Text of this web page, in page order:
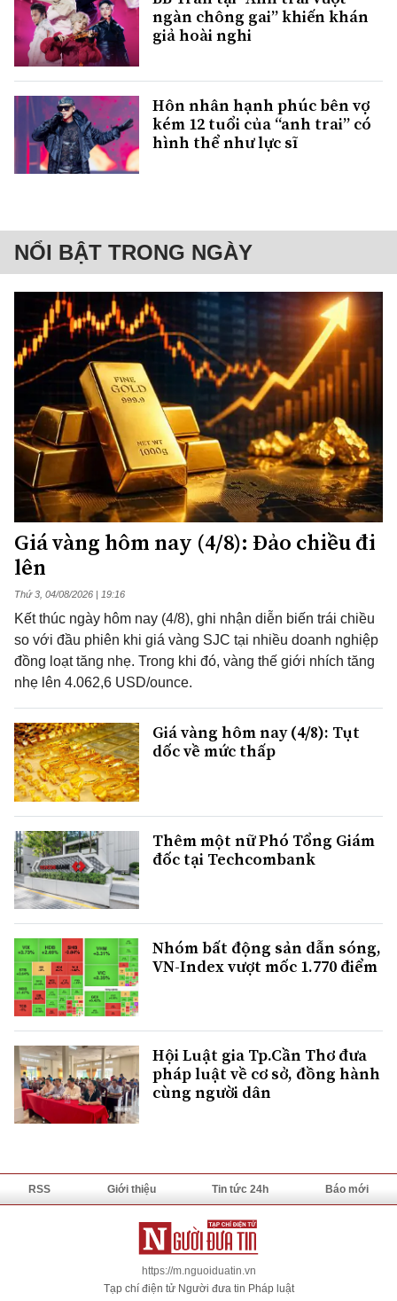
ngàn chông gai” khiến khán
giả hoài nghi
Hôn nhân hạnh phúc bên vợ
kém 12 tuổi của “anh trai” có
hình thể như lực sĩ
NỔI BẬT TRONG NGÀY
Giá vàng hôm nay (4/8): Đảo chiều đi
lên
Thứ 3, 04/08/2026 | 19:16
Kết thúc ngày hôm nay (4/8), ghi nhận diễn biến trái chiều
so với đầu phiên khi giá vàng SJC tại nhiều doanh nghiệp
đồng loạt tăng nhẹ. Trong khi đó, vàng thế giới nhích tăng
nhẹ lên 4.062,6 USD/ounce.
Giá vàng hôm nay (4/8): Tụt
dốc về mức thấp
Thêm một nữ Phó Tổng Giám
đốc tại Techcombank
Nhóm bất động sản dẫn sóng,
VN-Index vượt mốc 1.770 điểm
Hội Luật gia Tp.Cần Thơ đưa
pháp luật về cơ sở, đồng hành
cùng người dân
RSS Giới thiệu Tin tức 24h Báo mới
https://m.nguoiduatin.vn
Tạp chí điện tử Người đưa tin Pháp luật